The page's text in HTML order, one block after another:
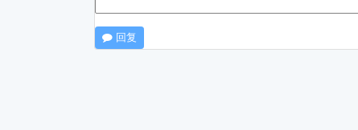
回复